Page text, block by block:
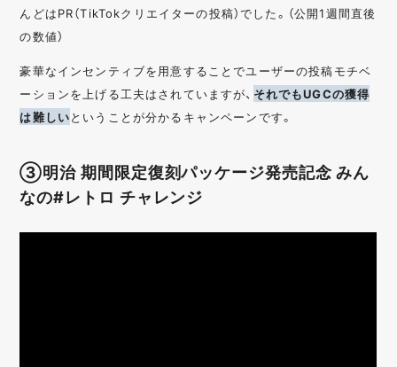
んどはPR（TikTokクリエイターの投稿）でした。（公開1週間直後
の数値）
豪華なインセンティブを用意することでユーザーの投稿モチベ
ーションを上げる工夫はされていますが、 それでもUGCの獲得
は難しいということが分かるキャンペーンです。
③明治 期間限定復刻パッケージ発売記念 みん
なの#レトロ チャレンジ